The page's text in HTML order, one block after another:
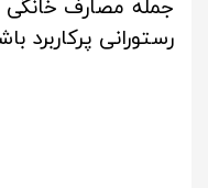
جمله مصارف
رستورانی پرکاربرد